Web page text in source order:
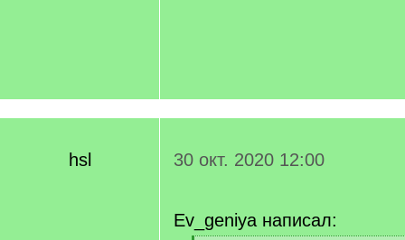
hsl 30 окт. 2020 12:00
Ev_geniya написал: